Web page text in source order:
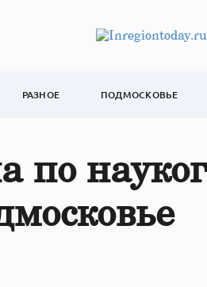
РАЗНОЕ ПОДМОСКОВЬЕ
по